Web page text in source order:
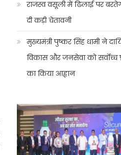
राजस्व वसूली में ढिलाई पर
दी कड़ी चेतावनी
मुख्यमंत्री पुष्कर सिंह धामी ने
विकास और जनसेवा को सर्वोच्च
का किया आह्वान